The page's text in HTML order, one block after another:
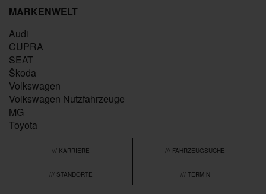
MARKENWELT
Audi
CUPRA
SEAT
Škoda
Volkswagen
Volkswagen Nutzfahrzeuge
MG
Toyota
/// KARRIERE /// FAHRZEUGSUCHE
/// STANDORTE /// TERMIN